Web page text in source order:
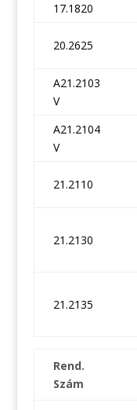
17.1820
20.2625
A21.2103
V
A21.2104
V
21.2110
21.2130
21.2135
Rend.
Szám